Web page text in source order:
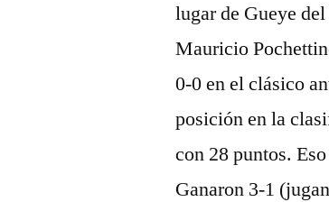
lugar de Gueye
Mauricio
0-0 en el clásico
posición en la
con 28 puntos.
Ganaron 3-1